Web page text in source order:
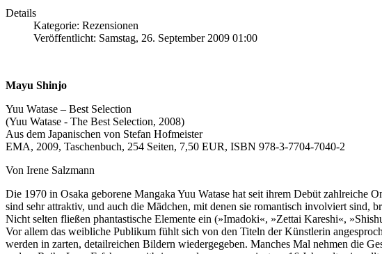
Details
Kategorie: Rezensionen
Veröffentlicht: Samstag, 26. September 2009 01:00
Mayu Shinjo
Yuu Watase – Best Selection
(Yuu Watase - The Best Selection, 2008)
Aus dem Japanischen von Stefan Hofmeister
EMA, 2009, Taschenbuch, 254 Seiten, 7,50 EUR, ISBN 978-3-7704-7040-2
Von Irene Salzmann
Die 1970 in Osaka geborene Mangaka Yuu Watase hat seit ihrem Debüt zahlreiche
sind sehr attraktiv, und auch die Mädchen, mit denen sie romantisch involviert sind,
Nicht selten fließen phantastische Elemente ein (»Imadoki«, »Zettai Kareshi«,
Vor allem das weibliche Publikum fühlt sich von den Titeln der Künstlerin
werden in zarten, detailreichen Bildern wiedergegeben. Manches Mal nehmen die